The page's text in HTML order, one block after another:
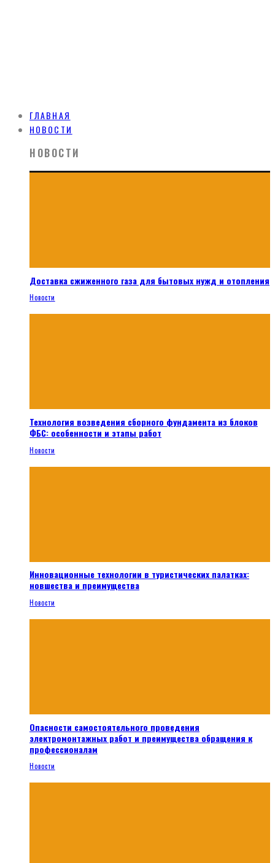
ГЛАВНАЯ
НОВОСТИ
НОВОСТИ
Доставка сжиженного газа для бытовых нужд и отопления
Новости
Технология возведения сборного фундамента из блоков
ФБС: особенности и этапы работ
Новости
Инновационные технологии в туристических палатках:
новшества и преимущества
Новости
Опасности самостоятельного проведения
электромонтажных работ и преимущества обращения к
профессионалам
Новости